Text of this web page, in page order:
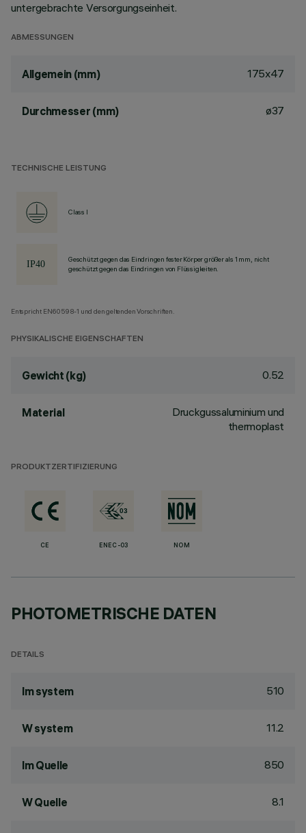
untergebrachte Versorgungseinheit.
ABMESSUNGEN
Allgemein (mm) 175x47
Durchmesser (mm) ø37
TECHNISCHE LEISTUNG
Class I
Geschützt gegen das Eindringen fester Körper größer als 1 mm, nicht
geschützt gegen das Eindringen von Flüssigkeiten.
Entspricht EN60598-1 und den geltenden Vorschriften.
PHYSIKALISCHE EIGENSCHAFTEN
Gewicht (kg) 0.52
Material
Druckgussaluminium und
thermoplast
PRODUKTZERTIFIZIERUNG
CE ENEC-03 NOM
PHOTOMETRISCHE DATEN
DETAILS
lm system 510
W system 11.2
lm Quelle 850
W Quelle 8.1